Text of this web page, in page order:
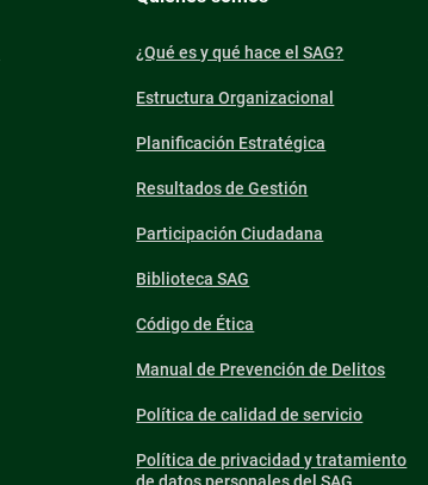
¿Qué es y qué hace el SAG?
Estructura Organizacional
Planificación Estratégica
Resultados de Gestión
Participación Ciudadana
Biblioteca SAG
Código de Ética
Manual de Prevención de Delitos
Política de calidad de servicio
Política de privacidad y tratamiento